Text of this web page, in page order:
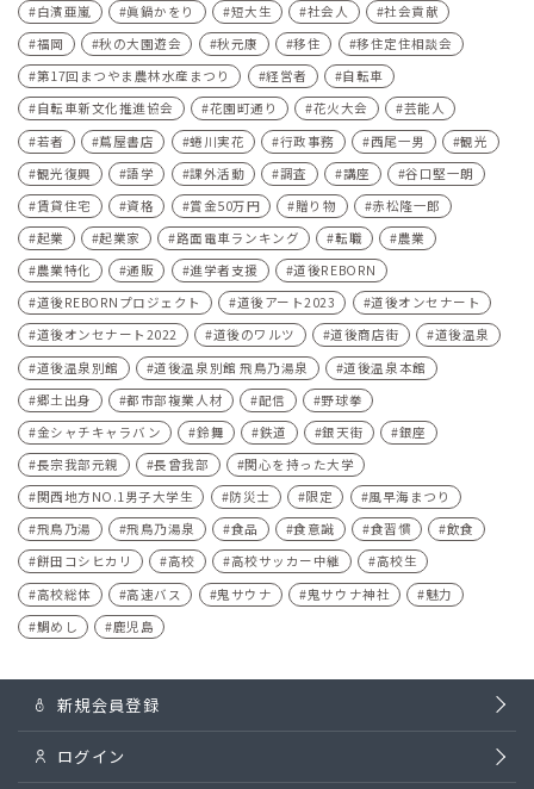
白濱亜嵐
眞鍋かをり 短大生 社会人
社会貢献
福岡
秋の大園遊会 秋元康 移住
移住定住相談会
第17回まつやま農林水産まつり
経営者
自転車
自転車新文化推進協会
花園町通り 花火大会
芸能人
若者
蔦屋書店 蜷川実花 行政事務 西尾一男
観光
観光復興
語学 課外活動 調査 講座
谷口堅一朗
賃貸住宅
資格 賞金50万円 贈り物
赤松隆一郎
起業
起業家 路面電車ランキング 転職
農業
農業特化
通販 進学者支援
道後REBORN
道後REBORNプロジェクト
道後アート2023
道後オンセナート
道後オンセナート2022
道後のワルツ 道後商店街
道後温泉
道後温泉別館
道後温泉別館 飛鳥乃湯泉
道後温泉本館
郷土出身
都市部複業人材 配信
野球拳
金シャチキャラバン
鈴舞 鉄道 銀天街
銀座
長宗我部元親
長曾我部
関心を持った大学
関西地方NO.1男子大学生
防災士 限定
風早海まつり
飛鳥乃湯
飛鳥乃湯泉 食品 食意識 食習慣
飲食
餅田コシヒカリ
高校 高校サッカー中継
高校生
高校総体
高速バス 鬼サウナ 鬼サウナ神社
魅力
鯛めし
鹿児島
新規会員登録
ログイン